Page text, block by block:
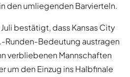
den umliegenden Barvierteln.
Juli bestätigt, dass Kansas City
Runden-Bedeutung austragen
verbliebenen Mannschaften
um den Einzug ins Halbfinale